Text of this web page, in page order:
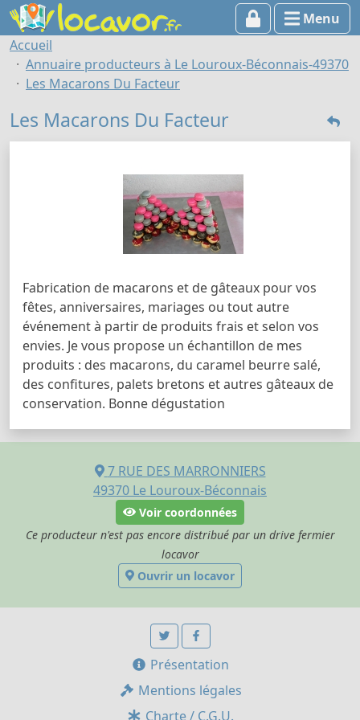
Menu
Accueil
Annuaire producteurs à Le Louroux-Béconnais-49370
Les Macarons Du Facteur
Les Macarons Du Facteur
Fabrication de macarons et de gâteaux pour vos
fêtes, anniversaires, mariages ou tout autre
événement à partir de produits frais et selon vos
envies. Je vous propose un échantillon de mes
produits : des macarons, du caramel beurre salé,
des confitures, palets bretons et autres gâteaux de
conservation. Bonne dégustation
7 RUE DES MARRONNIERS
49370 Le Louroux-Béconnais
Voir coordonnées
Ce producteur n'est pas encore distribué par un drive fermier
locavor
Ouvrir un locavor
Présentation
Mentions légales
Charte / C.G.U.